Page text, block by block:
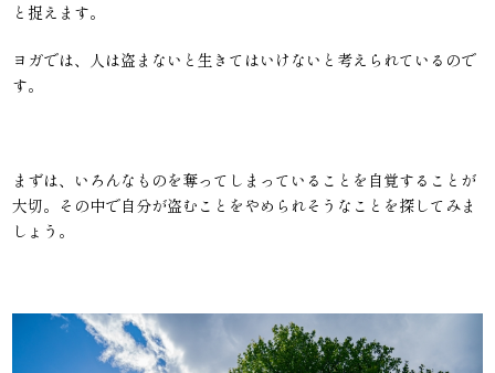
と捉えます。
ヨガでは、人は盗まないと生きてはいけないと考えられているので
す。
まずは、いろんなものを奪ってしまっていることを自覚することが
大切。その中で自分が盗むことをやめられそうなことを探してみま
しょう。